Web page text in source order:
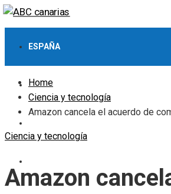
ESPAÑA
CIENCIA Y TECNOLOGÍA
Home
Ciencia y tecnología
Amazon cancela el acuerdo de
Ciencia y tecnología
Amazon